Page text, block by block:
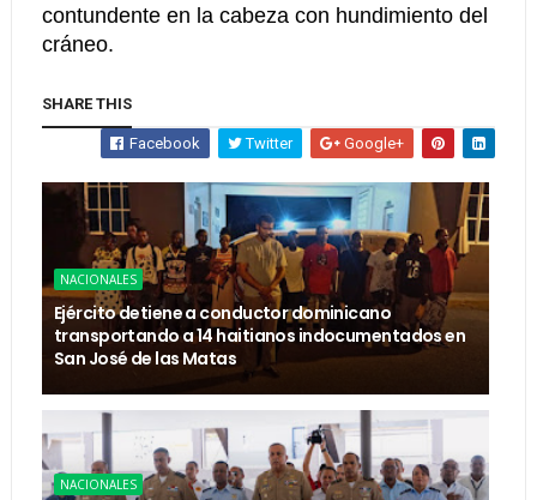
contundente en la cabeza con hundimiento del
cráneo.
SHARE THIS
Facebook Twitter Google+
NACIONALES
Ejército detiene a conductor dominicano
transportando a 14 haitianos indocumentados en
San José de las Matas
NACIONALES